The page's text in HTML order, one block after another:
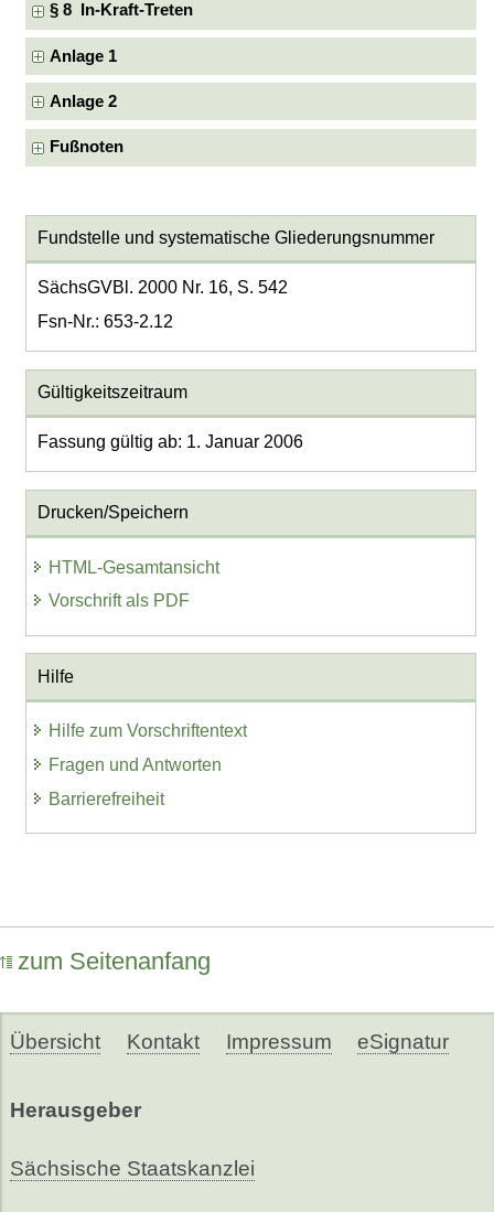
§ 8 In-Kraft-Treten
Anlage 1
Anlage 2
Fußnoten
Fundstelle und systematische Gliederungsnummer
SächsGVBl. 2000 Nr. 16, S. 542
Fsn-Nr.: 653-2.12
Gültigkeitszeitraum
Fassung gültig ab: 1. Januar 2006
Drucken/Speichern
HTML-Gesamtansicht
Vorschrift als PDF
Hilfe
Hilfe zum Vorschriftentext
Fragen und Antworten
Barrierefreiheit
zum Seitenanfang
Übersicht Kontakt Impressum eSignatur
Herausgeber
Sächsische Staatskanzlei